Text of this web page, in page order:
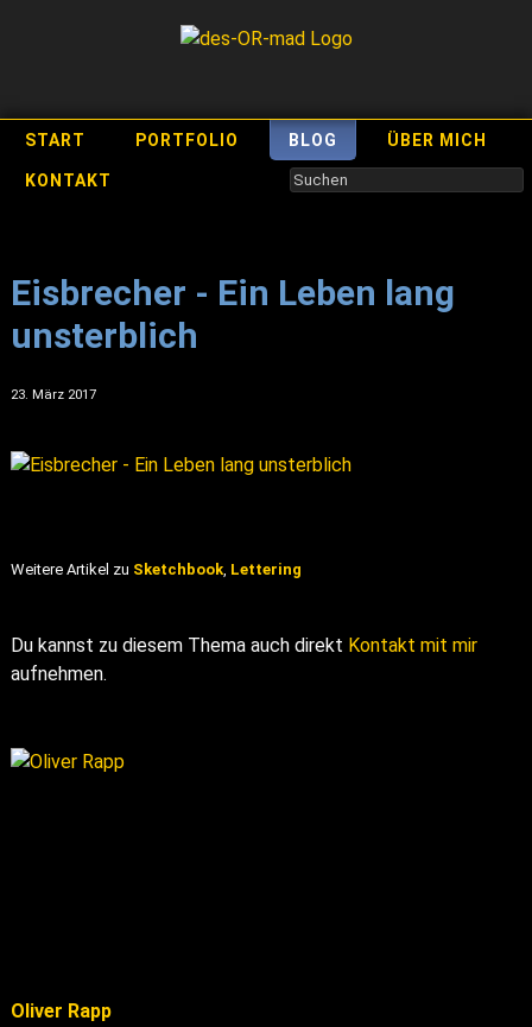
START PORTFOLIO BLOG ÜBER MICH
KONTAKT
Eisbrecher - Ein Leben lang
unsterblich
23. März 2017
Weitere Artikel zu Sketchbook, Lettering
Du kannst zu diesem Thema auch direkt Kontakt mit mir
aufnehmen.
Oliver Rapp